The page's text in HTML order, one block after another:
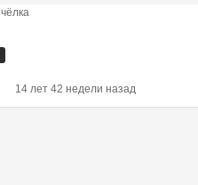
14 лет 42 недели назад